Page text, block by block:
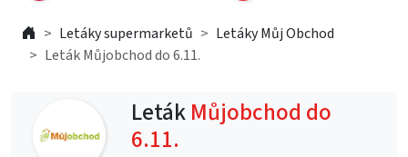
Letáky supermarketů
Letáky Můj Obchod
Leták Můjobchod do 6.11.
LetákMůjobchod do
6.11.